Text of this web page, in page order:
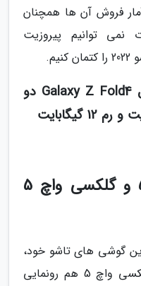
فروش آن ها همچنان
توانیم پیروزیت
گوشی موبایل سامسونگ مدل Galaxy Z Fold4 دو
بازندگان: گلکسی واچ 5 و گلکسی واچ 5
گوشی های تاشو خود،
از ساعت های هوشمند سری گلکسی واچ 5 هم رونمایی